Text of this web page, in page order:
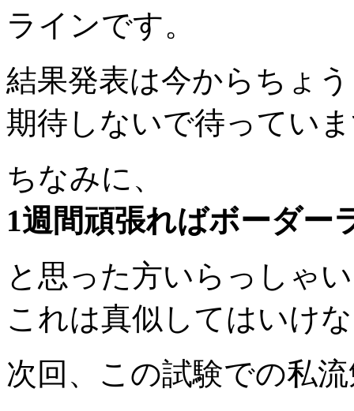
ラインです。
結果発表は今からちょ
期待しないで待ってい
ちなみに、
1週間頑張ればボーダー
と思った方いらっしゃ
これは真似してはいけ
次回、この試験での私